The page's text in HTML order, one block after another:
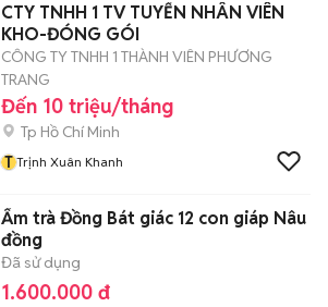
CTY TNHH 1 TV TUYỂN NHÂN VIÊN
KHO-ĐÓNG GÓI
CÔNG TY TNHH 1 THÀNH VIÊN PHƯƠNG
TRANG
Đến 10 triệu/tháng
Tp Hồ Chí Minh
T Trịnh Xuân Khanh
Ấm trà Đồng Bát giác 12 con giáp Nâu
đồng
Đã sử dụng
1.600.000 đ